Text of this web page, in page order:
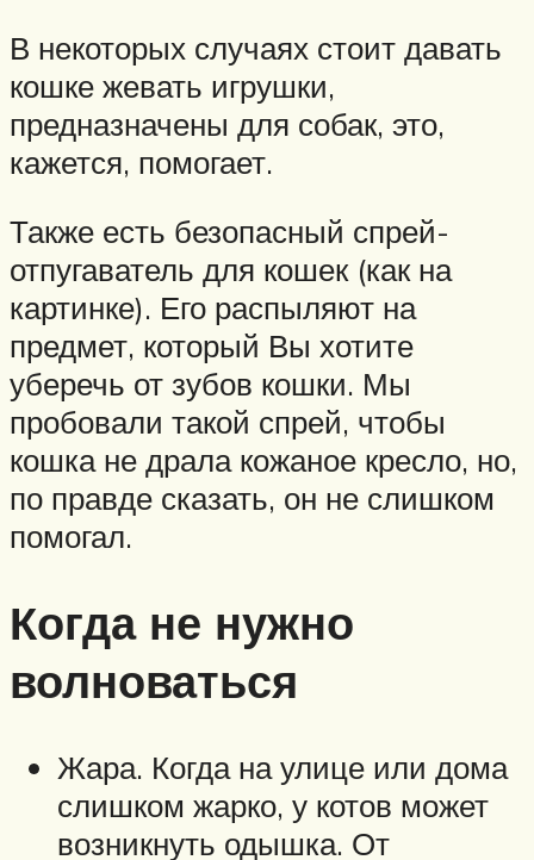
В некоторых случаях стоит давать
кошке жевать игрушки,
предназначены для собак, это,
кажется, помогает.
Также есть безопасный спрей-
отпугаватель для кошек (как на
картинке). Его распыляют на
предмет, который Вы хотите
уберечь от зубов кошки. Мы
пробовали такой спрей, чтобы
кошка не драла кожаное кресло, но,
по правде сказать, он не слишком
помогал.
Когда не нужно
волноваться
Жара. Когда на улице или дома
слишком жарко, у котов может
возникнуть одышка. От